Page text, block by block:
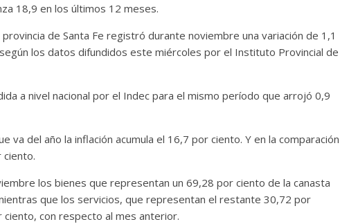
18,9 en los últimos 12 meses.
de Santa Fe registró durante noviembre una variación de 1,1
los datos difundidos este miércoles por el Instituto Provincial de
a nivel nacional por el Indec para el mismo período que arrojó 0,9
va del año la inflación acumula el 16,7 por ciento. Y en la comparación
ciento.
los bienes que representan un 69,28 por ciento de la canasta
que los servicios, que representan el restante 30,72 por
con respecto al mes anterior.